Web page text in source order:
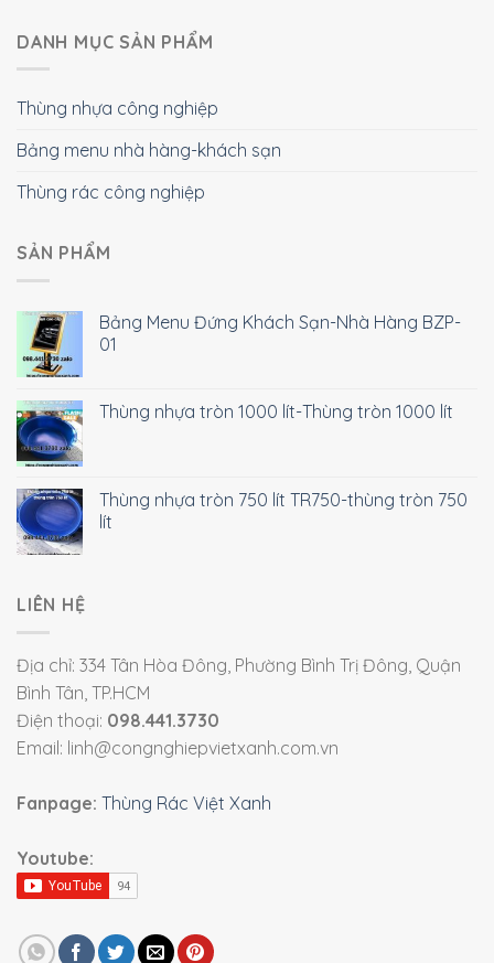
DANH MỤC SẢN PHẨM
Thùng nhựa công nghiệp
Bảng menu nhà hàng-khách sạn
Thùng rác công nghiệp
SẢN PHẨM
Bảng Menu Đứng Khách Sạn-Nhà Hàng BZP-
01
Thùng nhựa tròn 1000 lít-Thùng tròn 1000 lít
Thùng nhựa tròn 750 lít TR750-thùng tròn 750
lít
LIÊN HỆ
Địa chỉ: 334 Tân Hòa Đông, Phường Bình Trị Đông, Quận
Bình Tân, TP.HCM
Điện thoại: 098.441.3730
Email: linh@congnghiepvietxanh.com.vn
Fanpage: Thùng Rác Việt Xanh
Youtube: